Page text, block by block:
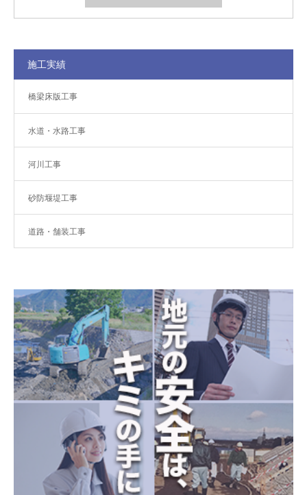
施工実績
橋梁床版工事
水道・水路工事
河川工事
砂防堰堤工事
道路・舗装工事